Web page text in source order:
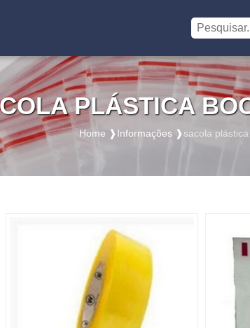
PLÁSTICA
Home ❱ Informações ❱ sacola